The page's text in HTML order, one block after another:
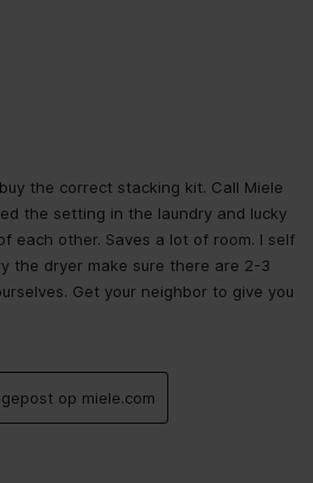
the correct stacking kit. Call Miele
the setting in the laundry and lucky
each other. Saves a lot of room. I self
the dryer make sure there are 2-3
Get your neighbor to give you
op miele.com